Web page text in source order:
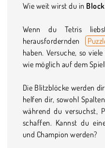
Wie weit wirst du in
Wenn du Tetris
herausfordernden
haben. Versuche, so
wie möglich auf dem
Die Blitzblöcke werden
helfen dir, sowohl
während du versuchst,
schaffen. Kannst du
und Champion werden?